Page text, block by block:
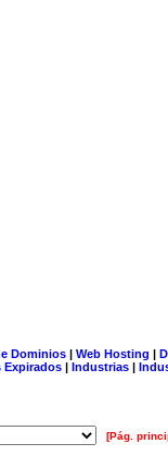
Dominios| Web Hosting |
Expirados | Industrias |
[Pág.